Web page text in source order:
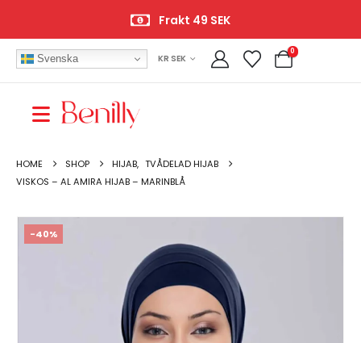
Frakt 49 SEK
Svenska KR SEK
0
HOME SHOP HIJAB, TVÅDELAD HIJAB
VISKOS – AL AMIRA HIJAB – MARINBLÅ
-40%